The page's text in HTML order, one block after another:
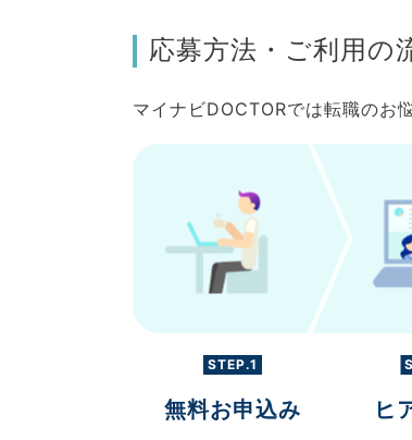
応募方法・ご利用の
マイナビDOCTORでは転職のお
STEP.1
無料お申込み ヒ